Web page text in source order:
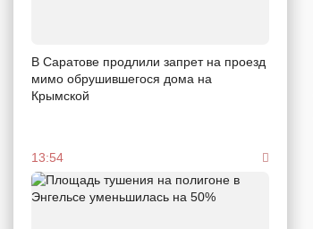
В Саратове продлили запрет на проезд
мимо обрушившегося дома на
Крымской
13:54